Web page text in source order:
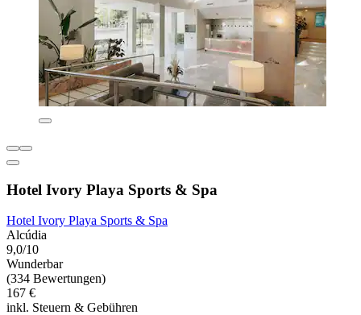
Hotel Ivory Playa Sports & Spa
Hotel Ivory Playa Sports & Spa
Alcúdia
9,0/10
Wunderbar
(334 Bewertungen)
167 €
inkl. Steuern & Gebühren